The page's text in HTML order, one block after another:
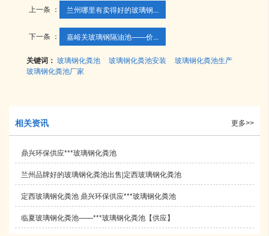
上一条 ： 兰州哪里有卖得好的玻璃钢...
下一条 ： 嘉峪关玻璃钢隔油池——价...
关键词：玻璃钢化粪池 玻璃钢化粪池安装
玻璃钢化粪池生产
玻璃钢化粪池厂家
相关资讯 更多>>
鼎兴环保供应***玻璃钢化粪池
兰州品牌好的玻璃钢化粪池出售|定西玻璃钢化粪池
定西玻璃钢化粪池 鼎兴环保供应***玻璃钢化粪池
临夏玻璃钢化粪池——***玻璃钢化粪池【供应】